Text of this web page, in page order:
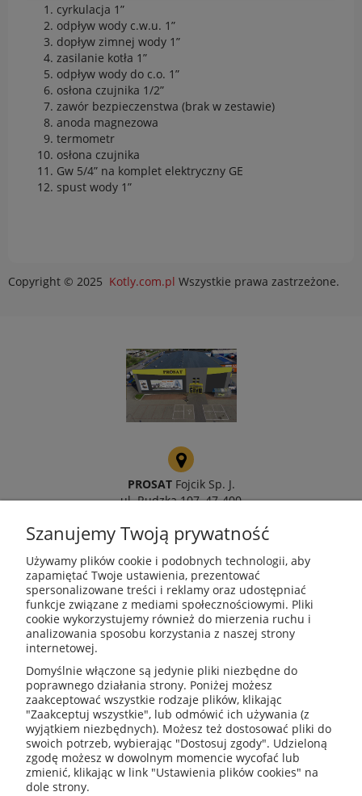
cyrkulacja 1”
odpływ wody c.w.u. 1”
dopływ zimnej wody 1”
zasilanie kotła 1”
odpływ wody do c.o. 1”
osłona czujnika 1/2”
zawór bezpieczenstwa (brak w zestawie)
anoda magnezowa
termometr
osłona czujnika
Gw 5/4” na komplet elektryczny GE
spust wody 1”
Copyright © 2025 Kotly.com.pl Wszystkie prawa zastrzeżone.
PROSATFojcik Sp. J.
ul. Rudzka 107, 47-400
kotly@kotly.com.pl
+48 32 419 01 20
+48 32 415 31 65
Szanujemy Twoją prywatność
Używamy plików cookie i podobnych technologii, aby
zapamiętać Twoje ustawienia, prezentować
spersonalizowane treści i reklamy oraz udostępniać
funkcje związane z mediami społecznościowymi. Pliki
cookie wykorzystujemy również do mierzenia ruchu i
analizowania sposobu korzystania z naszej strony
internetowej.
Domyślnie włączone są jedynie pliki niezbędne do
poprawnego działania strony. Poniżej możesz
zaakceptować wszystkie rodzaje plików, klikając
"Zaakceptuj wszystkie", lub odmówić ich używania (z
wyjątkiem niezbędnych). Możesz też dostosować pliki do
swoich potrzeb, wybierając "Dostosuj zgody". Udzieloną
zgodę możesz w dowolnym momencie wycofać lub
zmienić, klikając w link "Ustawienia plików cookies" na
dole strony.